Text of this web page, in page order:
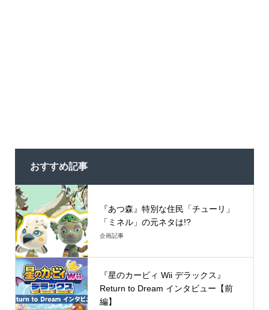
おすすめ記事
『あつ森』特別な住民「チューリ」
「ミネル」の元ネタは!?
企画記事
『星のカービィ Wii デラックス』
Return to Dream インタビュー【前
編】